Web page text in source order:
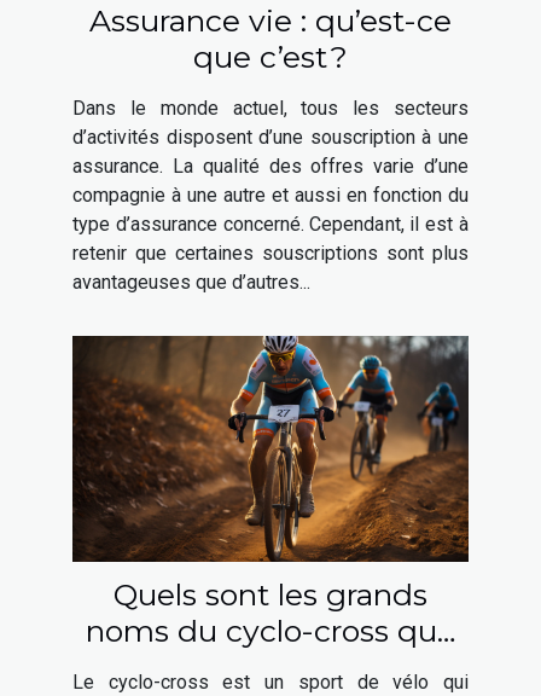
Assurance vie : qu’est-ce
que c’est ?
Dans le monde actuel, tous les secteurs
d’activités disposent d’une souscription à une
assurance. La qualité des offres varie d’une
compagnie à une autre et aussi en fonction du
type d’assurance concerné. Cependant, il est à
retenir que certaines souscriptions sont plus
avantageuses que d’autres...
Quels sont les grands
noms du cyclo-cross que
vous pouvez choisir ?
Le cyclo-cross est un sport de vélo qui